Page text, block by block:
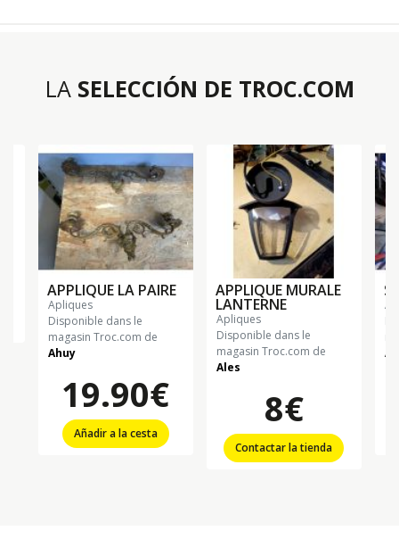
LA SELECCIÓN DE TROC.COM
APPLIQUE LA PAIRE
apliques
Disponible dans le
magasin Troc.com de
Ahuy
19.90€
Añadir a la cesta
APPLIQUE MURALE
LANTERNE
apliques
Disponible dans le
magasin Troc.com de
Ales
8€
Contactar la tienda